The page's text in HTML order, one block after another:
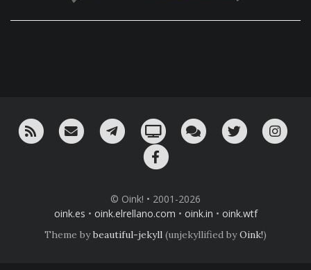
RSS ¡Mándame un email!¡Nuestro canal en Telegram!
Oink! TV Charla con nosotros
Twitter
© Oink! • 2001-2026
oink.es • oink.elrellano.com • oink.in • oink.wtf
Theme bybeautiful-jekyll (unjekyllified byOink!)